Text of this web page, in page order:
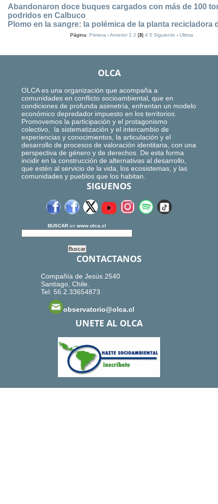
Abandonaron doce buques cargados con más de 100
podridos en Calbuco
Plomo en la sangre: la polémica de la planta recicladora
Página:Primera -Anterior 1 2 [3]4 5 Siguiente -Ultima
OLCA
OLCA es una organización que acompaña a
comunidades en conflicto socioambiental, que en
condiciones de profunda asimetría, enfrentan un modelo
económico depredador impuesto en los territorios.
Promovemos la participación y el protagonismo
colectivo, la sistematización y el intercambio de
experiencias y conocimientos, la articulación y el
desarrollo de procesos de valoración identitaria, con una
perspectiva de género y de derechos. De esta forma
incidir en la construcción de alternativas al desarrollo,
que estén al servicio de la vida, los ecosistemas, y las
comunidades y pueblos que los habitan.
SIGUENOS
BUSCAR en www.olca.cl
CONTACTANOS
Compañía de Jesús 2540
Santiago, Chile.
Tel: 56.2.33654873
observatorio@olca.cl
UNETE AL OLCA